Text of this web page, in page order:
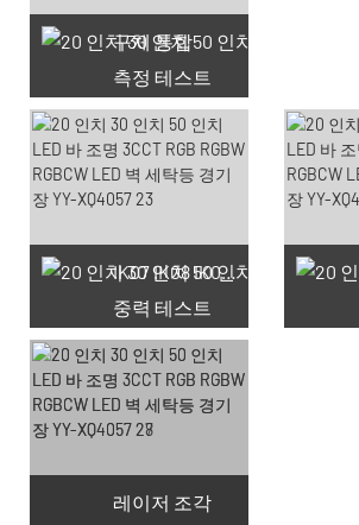
구체 통합
측정 테스트
66 사용 가능한 쿠폰
IK07 IK08 IK09 IK10
중력 테스트
레이저 조각